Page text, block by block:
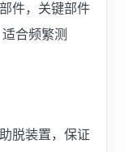
件，关键部件
合频繁测
脱装置，保证